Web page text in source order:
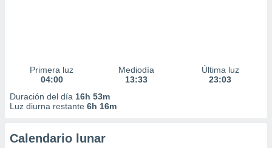
Primera luz
04:00
Mediodía
13:33
Última luz
23:03
Duración del día 16h 53m
Luz diurna restante 6h 16m
Calendario lunar